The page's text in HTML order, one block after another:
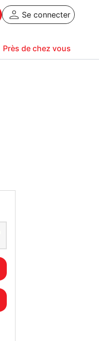
Se connecter
Près de chez vous